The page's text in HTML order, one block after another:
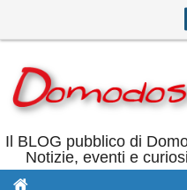
Il BLOG pubblico di
Notizie, eventi e